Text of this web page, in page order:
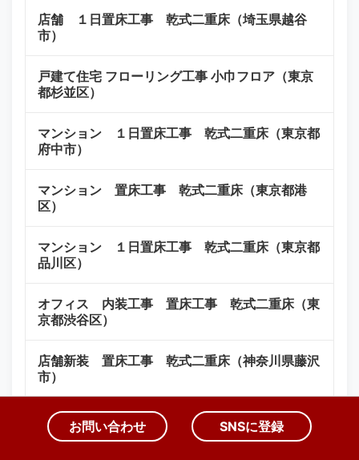
店舗 １日置床工事 乾式二重床（埼玉県越谷
市）
戸建て住宅 フローリング工事 小巾フロア（東京
都杉並区）
マンション １日置床工事 乾式二重床（東京都
府中市）
マンション 置床工事 乾式二重床（東京都港
区）
マンション １日置床工事 乾式二重床（東京都
品川区）
オフィス 内装工事 置床工事 乾式二重床（東
京都渋谷区）
店舗新装 置床工事 乾式二重床（神奈川県藤沢
市）
マンション 置床工事 乾式二重床（東京都港
区）
お問い合わせ SNSに登録